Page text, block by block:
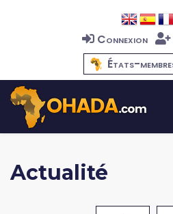
Connexion
États-
Actualité